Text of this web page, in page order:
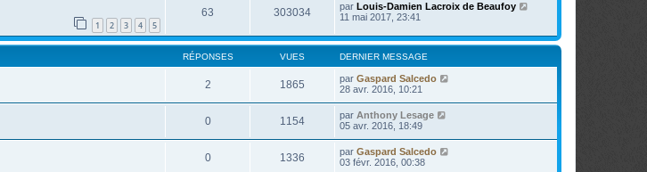
1 2 3 4 5
63 303034 par Louis-Damien Lacroix de Beaufoy
11 mai 2017, 23:41
RÉPONSES VUES DERNIER MESSAGE
2 1865 par Gaspard Salcedo
28 avr. 2016, 10:21
0 1154 par Anthony Lesage
05 avr. 2016, 18:49
0 1336 par Gaspard Salcedo
03 févr. 2016, 00:38